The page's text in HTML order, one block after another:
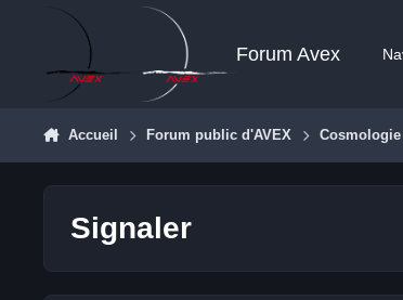
Aller au contenu
Forum Avex
Accueil Forum public d'AVEX
Signaler